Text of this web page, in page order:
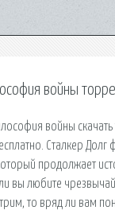
войны
войны
Сталкер
продолжает
вы любите
то вряд ли вам